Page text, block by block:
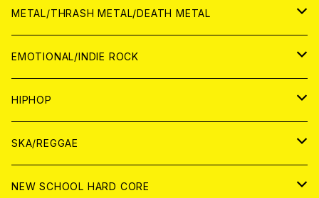
ANALOG
CD
ANALOG
CD
ANALOG
WORLD
CD
ANALOG
JAPAN
CD
ANALOG
WORLD
CD
ANALOG
METAL/THRASH METAL/DEATH METAL
JAPAN
CD
ANALOG
WORLD
ANALOG
CD
EMOTIONAL/INDIE ROCK
JAPAN
CD
ANALOG
WORLD
CD
HIPHOP
JAPAN
CD
WORLD
SKA/REGGAE
JAPAN
NEW SCHOOL HARD CORE